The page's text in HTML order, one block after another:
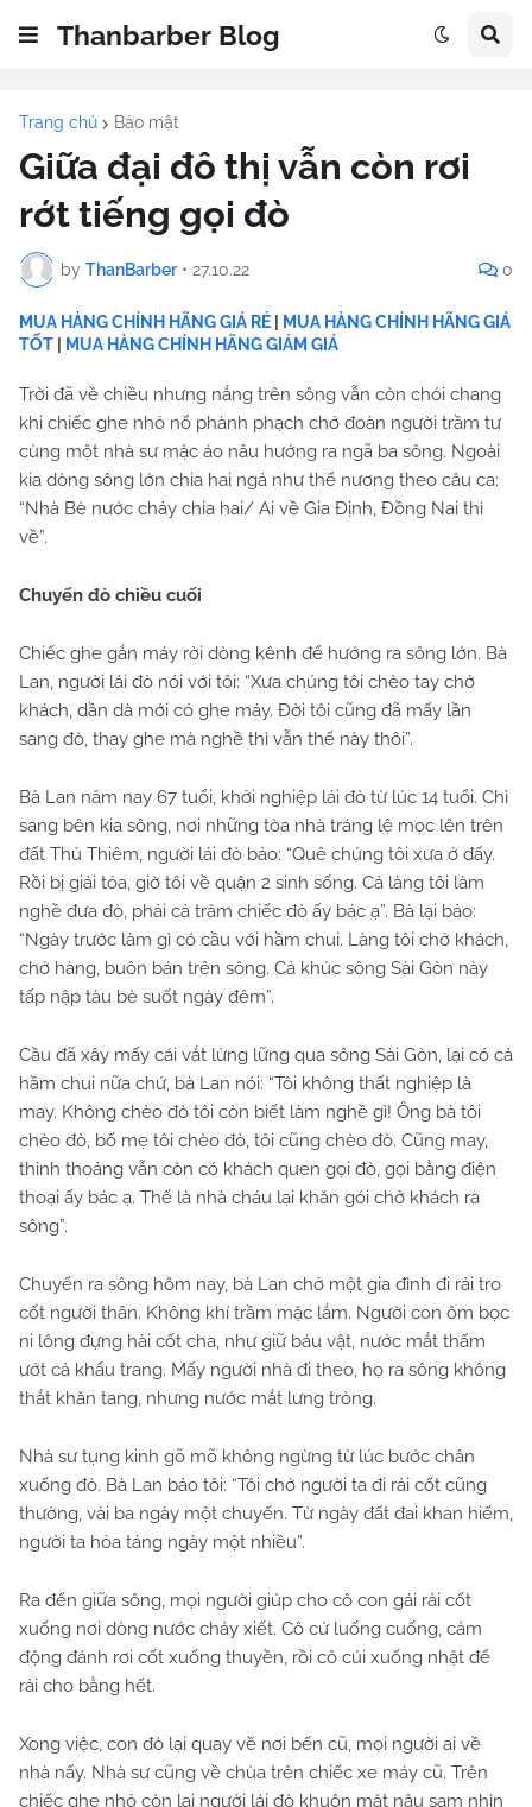
Thanbarber Blog
Trang chủ Bảo mật
Giữa đại đô thị vẫn còn rơi
rớt tiếng gọi đò
by ThanBarber • 27.10.22 0
MUA HÀNG CHÍNH HÃNG GIÁ RẺ
MUA HÀNG CHÍNH HÃNG GIÁ
TỐT
MUA HÀNG CHÍNH HÃNG GIẢM GIÁ
Trời đã về chiều nhưng nắng trên sông vẫn còn chói chang
khi chiếc ghe nhỏ nổ phành phạch chở đoàn người trầm tư
cùng một nhà sư mặc áo nâu hướng ra ngã ba sông. Ngoài
kia dòng sông lớn chia hai ngả như thể nương theo câu ca:
“Nhà Bè nước chảy chia hai/ Ai về Gia Định, Đồng Nai thì
về”.
Chuyến đò chiều cuối
Chiếc ghe gắn máy rời dòng kênh để hướng ra sông lớn. Bà
Lan, người lái đò nói với tôi: “Xưa chúng tôi chèo tay chở
khách, dần dà mới có ghe máy. Đời tôi cũng đã mấy lần
sang đò, thay ghe mà nghề thì vẫn thế này thôi”.
Bà Lan năm nay 67 tuổi, khởi nghiệp lái đò từ lúc 14 tuổi. Chỉ
sang bên kia sông, nơi những tòa nhà tráng lệ mọc lên trên
đất Thủ Thiêm, người lái đò bảo: “Quê chúng tôi xưa ở đấy.
Rồi bị giải tỏa, giờ tôi về quận 2 sinh sống. Cả làng tôi làm
nghề đưa đò, phải cả trăm chiếc đò ấy bác ạ”. Bà lại bảo:
“Ngày trước làm gì có cầu với hầm chui. Làng tôi chở khách,
chở hàng, buôn bán trên sông. Cả khúc sông Sài Gòn này
tấp nập tàu bè suốt ngày đêm”.
Cầu đã xây mấy cái vắt lừng lững qua sông Sài Gòn, lại có cả
hầm chui nữa chứ, bà Lan nói: “Tôi không thất nghiệp là
may. Không chèo đò tôi còn biết làm nghề gì! Ông bà tôi
chèo đò, bố mẹ tôi chèo đò, tôi cũng chèo đò. Cũng may,
thỉnh thoảng vẫn còn có khách quen gọi đò, gọi bằng điện
thoại ấy bác ạ. Thế là nhà cháu lại khăn gói chở khách ra
sông”.
Chuyến ra sông hôm nay, bà Lan chở một gia đình đi rải tro
cốt người thân. Không khí trầm mặc lắm. Người con ôm bọc
ni lông đựng hài cốt cha, như giữ báu vật, nước mắt thấm
ướt cả khẩu trang. Mấy người nhà đi theo, họ ra sông không
thắt khăn tang, nhưng nước mắt lưng tròng.
Nhà sư tụng kinh gõ mõ không ngừng từ lúc bước chân
xuống đò. Bà Lan bảo tôi: “Tôi chở người ta đi rải cốt cũng
thường, vài ba ngày một chuyến. Từ ngày đất đai khan hiếm,
người ta hỏa táng ngày một nhiều”.
Ra đến giữa sông, mọi người giúp cho cô con gái rải cốt
xuống nơi dòng nước chảy xiết. Cô cứ luống cuống, cảm
động đánh rơi cốt xuống thuyền, rồi cô cúi xuống nhặt để
rải cho bằng hết.
Xong việc, con đò lại quay về nơi bến cũ, mọi người ai về
nhà nấy. Nhà sư cũng về chùa trên chiếc xe máy cũ. Trên
chiếc ghe nhỏ còn lại người lái đò khuôn mặt nâu sạm nhìn